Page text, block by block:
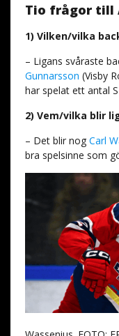
Tio frågor till
1) Vilken/vilka
– Ligans svåraste
Gunnarsson (Visby
har spelat ett antal
2) Vem/vilka blir
– Det blir nog Carl
bra spelsinne som